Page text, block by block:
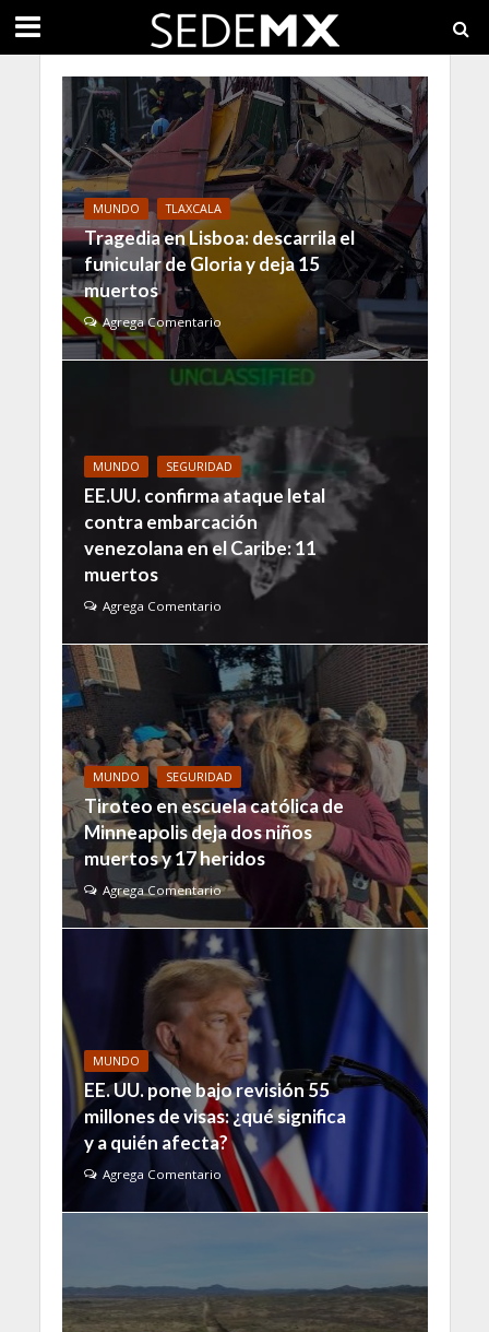
MUNDO TLAXCALA
Tragedia en Lisboa: descarrila el
funicular de Gloria y deja 15
muertos
Agrega Comentario
MUNDO SEGURIDAD
EE.UU. confirma ataque letal
contra embarcación
venezolana en el Caribe: 11
muertos
Agrega Comentario
MUNDO SEGURIDAD
Tiroteo en escuela católica de
Minneapolis deja dos niños
muertos y 17 heridos
Agrega Comentario
MUNDO
EE. UU. pone bajo revisión 55
millones de visas: ¿qué significa
y a quién afecta?
Agrega Comentario